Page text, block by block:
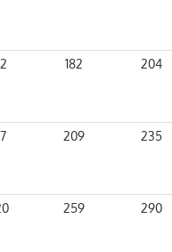
182 204
209 235
259 290